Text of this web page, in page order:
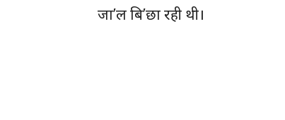
जा’ल बि’छा रही थी।